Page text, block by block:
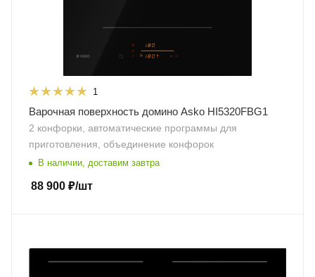
1
Варочная поверхность домино Asko HI5320FBG1
2 конфорки, автоматические программы для
приготовления, объединение конфорок
В наличии, доставим завтра
88 900 ₽/шт